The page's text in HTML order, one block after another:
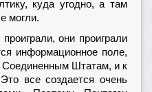
куда угодно, а там
могли.
они проиграли
информационное поле,
Соединенным Штатам, и к
все создается очень